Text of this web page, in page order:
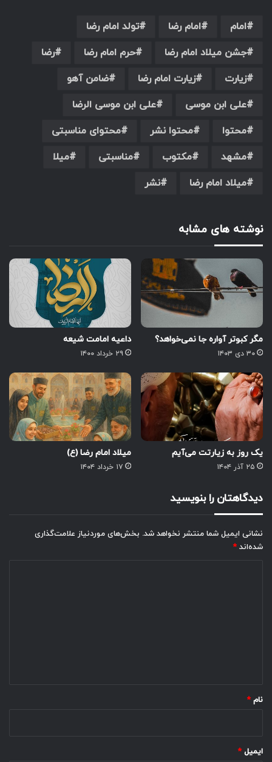
امام امام رضا
تولد امام رضا
جشن میلاد امام رضا
حرم امام رضا
رضا
زیارت
زیارت امام رضا
ضامن آهو
علی ابن موسی
علی ابن موسی الرضا
محتوا
محتوا نشر
محتوای مناسبتی
مشهد
مکتوب مناسبتی
میلا
میلاد امام رضا
نشر
نوشته های مشابه
مگر کبوتر آواره جا نمی‌خواهد؟
۳۰ دی ۱۴۰۳
داعیه امامت شیعه
۲۹ خرداد ۱۴۰۰
یک روز به زیارتت می‌آیم
۲۵ آذر ۱۴۰۴
میلاد امام رضا (ع)
۱۷ خرداد ۱۴۰۴
دیدگاهتان را بنویسید
نشانی ایمیل شما منتشر نخواهد شد. بخش‌های موردنیاز علامت‌گذاری
شده‌اند *
نام *
ایمیل *